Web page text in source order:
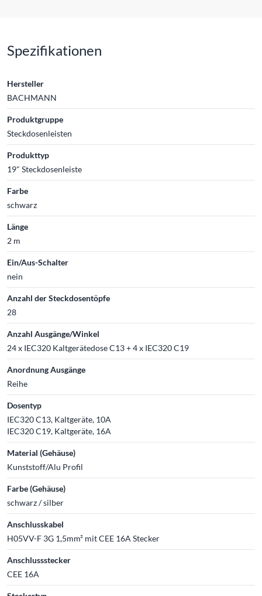
Spezifikationen
Hersteller
BACHMANN
Produktgruppe
Steckdosenleisten
Produkttyp
19" Steckdosenleiste
Farbe
schwarz
Länge
2 m
Ein/Aus-Schalter
nein
Anzahl der Steckdosentöpfe
28
Anzahl Ausgänge/Winkel
24 x IEC320 Kaltgerätedose C13 + 4 x IEC320 C19
Anordnung Ausgänge
Reihe
Dosentyp
IEC320 C13, Kaltgeräte, 10A
IEC320 C19, Kaltgeräte, 16A
Material (Gehäuse)
Kunststoff/Alu Profil
Farbe (Gehäuse)
schwarz / silber
Anschlusskabel
H05VV-F 3G 1,5mm² mit CEE 16A Stecker
Anschlussstecker
CEE 16A